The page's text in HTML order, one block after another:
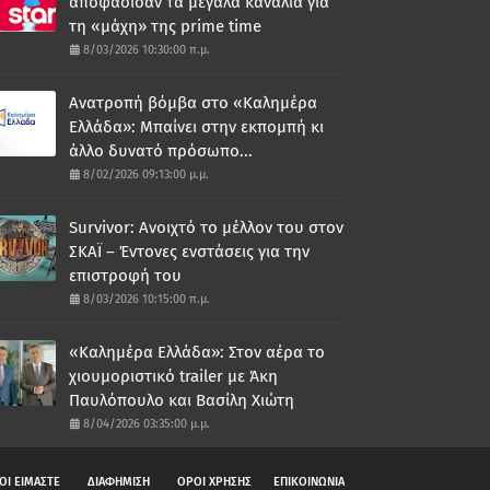
τη «μάχη» της prime time
8/03/2026 10:30:00 π.μ.
Ανατροπή βόμβα στο «Καλημέρα
Ελλάδα»: Μπαίνει στην εκπομπή κι
άλλο δυνατό πρόσωπο...
8/02/2026 09:13:00 μ.μ.
Survivor: Ανοιχτό το μέλλον του στον
ΣΚΑΪ – Έντονες ενστάσεις για την
επιστροφή του
8/03/2026 10:15:00 π.μ.
«Καλημέρα Ελλάδα»: Στον αέρα το
χιουμοριστικό trailer με Άκη
Παυλόπουλο και Βασίλη Χιώτη
8/04/2026 03:35:00 μ.μ.
ΕΙΜΑΣΤΕ ΔΙΑΦΗΜΙΣΗ ΟΡΟΙ ΧΡΗΣΗΣ ΕΠΙΚΟΙΝΩΝΙΑ